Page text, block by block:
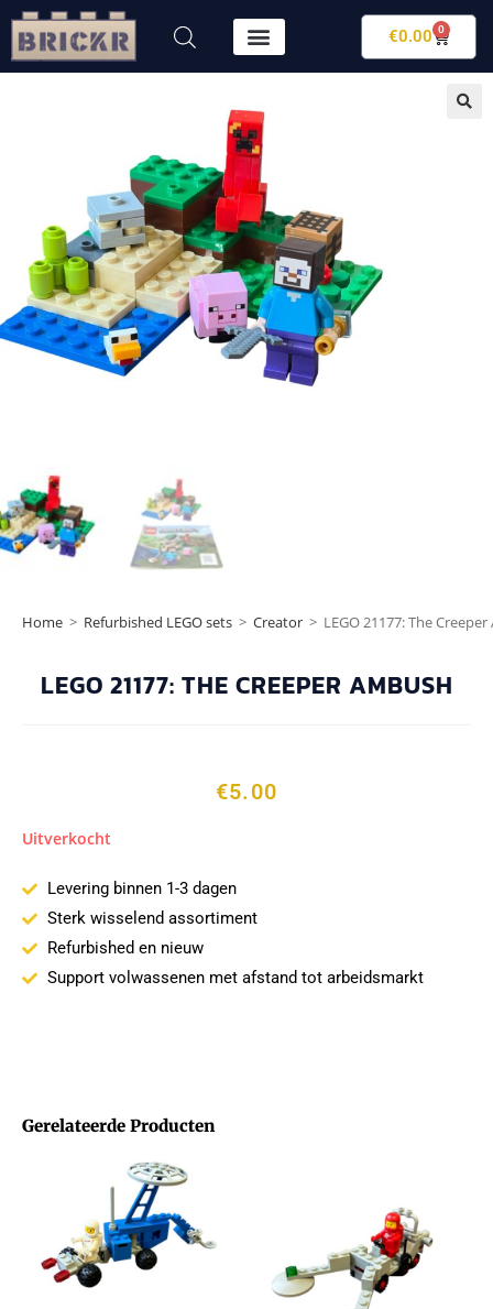
€0.00 0
Home > Refurbished LEGO sets > Creator > LEGO 21177: The
LEGO 21177: THE CREEPER AMBUSH
€5.00
Uitverkocht
Levering binnen 1-3 dagen
Sterk wisselend assortiment
Refurbished en nieuw
Support volwassenen met afstand tot arbeidsmarkt
Gerelateerde Producten